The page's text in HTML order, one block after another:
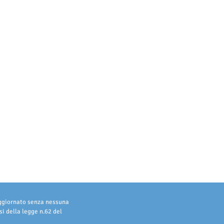
senza nessuna
della legge n.62 del